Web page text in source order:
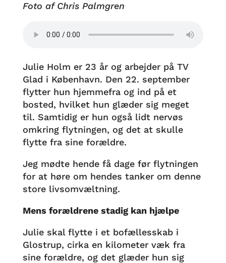
Foto af Chris Palmgren
Julie Holm er 23 år og arbejder på TV
Glad i København. Den 22. september
flytter hun hjemmefra og ind på et
bosted, hvilket hun glæder sig meget
til. Samtidig er hun også lidt nervøs
omkring flytningen, og det at skulle
flytte fra sine forældre.
Jeg mødte hende få dage før flytningen
for at høre om hendes tanker om denne
store livsomvæltning.
Mens forældrene stadig kan hjælpe
Julie skal flytte i et bofællesskab i
Glostrup, cirka en kilometer væk fra
sine forældre, og det glæder hun sig